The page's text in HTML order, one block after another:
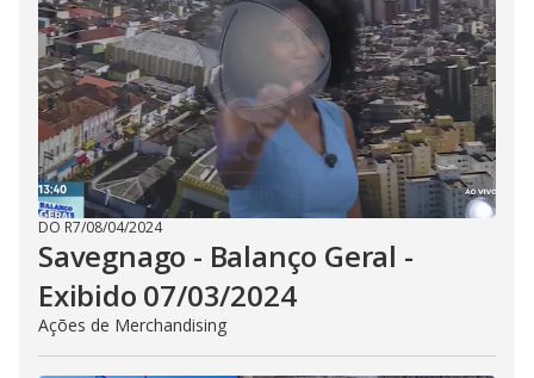
DO R7/08/04/2024
Savegnago - Balanço Geral -
Exibido 07/03/2024
Ações de Merchandising